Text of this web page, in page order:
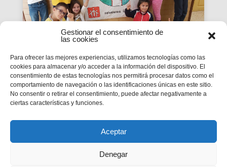
Gestionar el consentimiento de
las cookies
Para ofrecer las mejores experiencias, utilizamos tecnologías como las
cookies para almacenar y/o acceder a la información del dispositivo. El
consentimiento de estas tecnologías nos permitirá procesar datos como el
comportamiento de navegación o las identificaciones únicas en este sitio.
No consentir o retirar el consentimiento, puede afectar negativamente a
ciertas características y funciones.
Aceptar
Denegar
La Revista SMX 59 hace
balance del primer curso de
'Somos Uno'
balance del primer curso de la Campaña
inspectorial Somos Uno, marcada...